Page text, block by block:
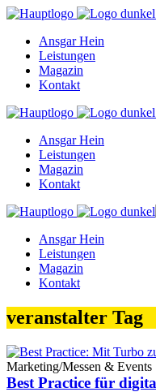
Ansgar Hein
Leistungen
Magazin
Kontakt
Ansgar Hein
Leistungen
Magazin
Kontakt
Ansgar Hein
Leistungen
Magazin
Kontakt
veranstalter Tag
Marketing/Messen & Events
Best Practice für